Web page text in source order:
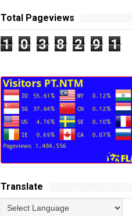
Total Pageviews
1 0 3 8 2 9 1
Translate